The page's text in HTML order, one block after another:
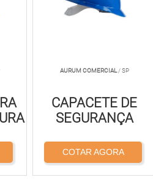
AURUM COMERCIAL/ SP
CAPACETE DE
SEGURANÇA
COTAR AGORA